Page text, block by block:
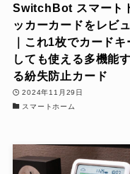
SwitchBot スマート
ッカーカードをレビ
｜これ1枚でカードキ
しても使える多機能
る紛失防止カード
2024年11月29日
スマートホーム